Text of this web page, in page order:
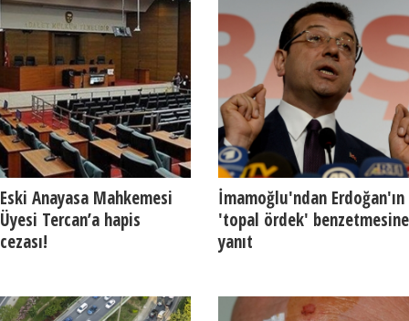
Eski Anayasa Mahkemesi
Üyesi Tercan’a hapis
cezası!
İmamoğlu'ndan Erdoğan'ın
'topal ördek' benzetmesine
yanıt